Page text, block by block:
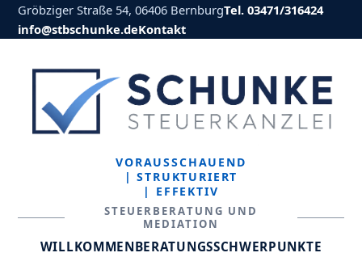
Gröbziger Straße 54, 06406 BernburgTel. 03471/316424
info@stbschunke.deKontakt
VORAUSSCHAUEND
| STRUKTURIERT
| EFFEKTIV
STEUERBERATUNG UND
MEDIATION
WILLKOMMENBERATUNGSSCHWERPUNKTE